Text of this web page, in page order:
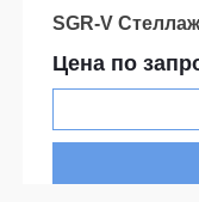
SGR-V
Цена по